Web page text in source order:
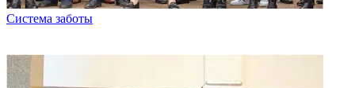
Система заботы